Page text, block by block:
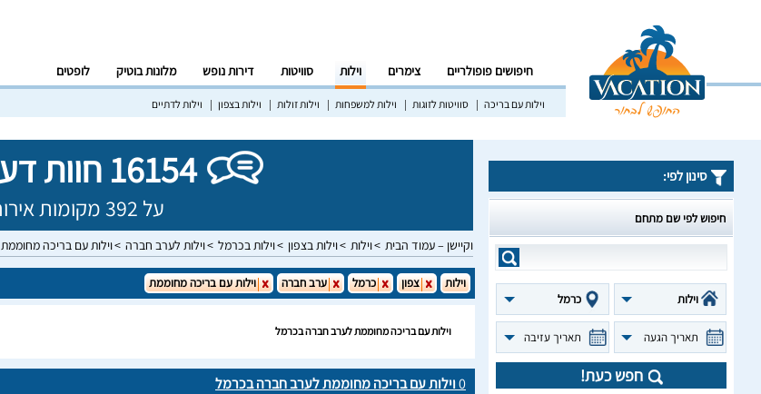
חיפושים פופולריים צימרים וילות סוויטות דירות נופש מלונות בוטיק לופטים
וילות עם בריכה סוויטות לזוגות וילות למשפחות וילות זולות וילות בצפון וילות לדתיים
16154 חוות דעת מאומתות!
על 392 מקומות אירוח שונים בישראל
וקיישן – עמוד הבית וילות וילות בצפון וילות בכרמל וילות לערב חברה וילות עם בריכה מחוממת
סינון לפי:
חיפוש לפי שם מתחם
וילות כרמל
תאריך הגעה תאריך עזיבה
חפש כעת!
וילות צפון כרמל ערב חברה וילות עם בריכה מחוממת
וילות עם בריכה מחוממת לערב חברה בכרמל
0וילות עם בריכה מחוממת לערב חברה בכרמל